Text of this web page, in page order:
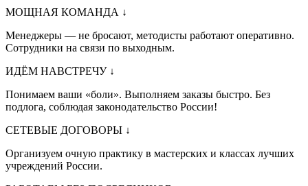
МОЩНАЯ КОМАНДА ↓
Менеджеры — не бросают, методисты работают оперативно.
Сотрудники на связи по выходным.
ИДЁМ НАВСТРЕЧУ ↓
Понимаем ваши «боли». Выполняем заказы быстро. Без
подлога, соблюдая законодательство России!
СЕТЕВЫЕ ДОГОВОРЫ ↓
Организуем очную практику в мастерских и классах лучших
учреждений России.